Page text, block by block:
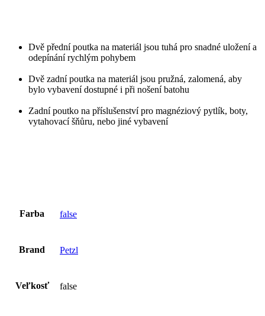
Dvě přední poutka na materiál jsou tuhá pro snadné uložení a
odepínání rychlým pohybem
Dvě zadní poutka na materiál jsou pružná, zalomená, aby
bylo vybavení dostupné i při nošení batohu
Zadní poutko na příslušenství pro magnéziový pytlík, boty,
vytahovací šňůru, nebo jiné vybavení
Farba false
Brand Petzl
Veľkosť false